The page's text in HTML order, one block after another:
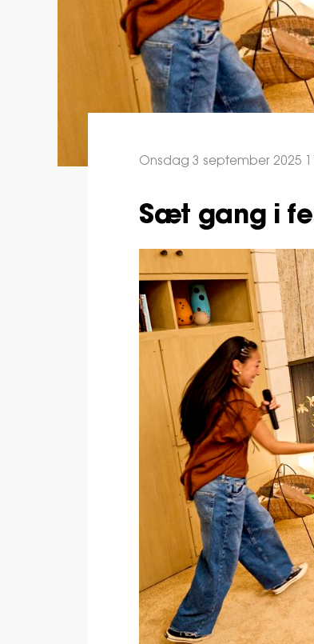
Onsdag 3 september 2025
Sæt gang i